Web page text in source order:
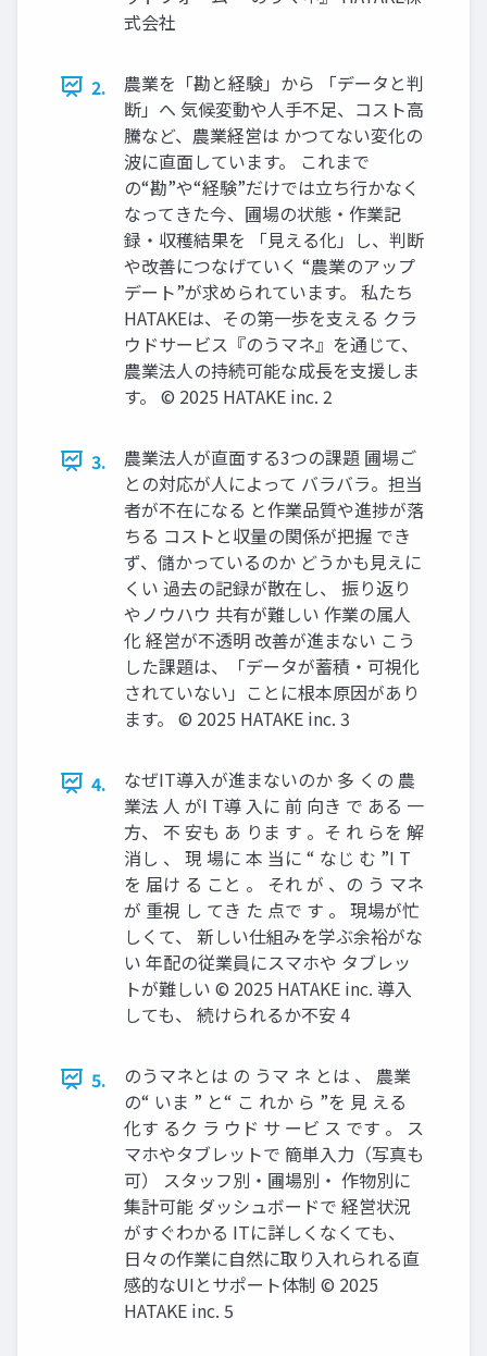
式会社
2.
農業を「勘と経験」から 「データと判
断」へ 気候変動や人手不足、コスト高
騰など、農業経営は かつてない変化の
波に直面しています。 これまで
の“勘”や“経験”だけでは立ち行かなく
なってきた今、圃場の状態・作業記
録・収穫結果を 「見える化」し、判断
や改善につなげていく “農業のアップ
デート”が求められています。 私たち
HATAKEは、その第一歩を支える クラ
ウドサービス『のうマネ』を通じて、
農業法人の持続可能な成長を支援しま
す。 © 2025 HATAKE inc. 2
3.
農業法人が直面する3つの課題 圃場ご
との対応が人によって バラバラ。担当
者が不在になる と作業品質や進捗が落
ちる コストと収量の関係が把握 でき
ず、儲かっているのか どうかも見えに
くい 過去の記録が散在し、 振り返り
やノウハウ 共有が難しい 作業の属人
化 経営が不透明 改善が進まない こう
した課題は、「データが蓄積・可視化
されていない」ことに根本原因があり
ます。 © 2025 HATAKE inc. 3
4.
なぜIT導入が進まないのか 多 くの 農
業法 人 がI T導 入に 前 向き で ある 一
方、 不 安も あ りま す 。そ れ らを 解
消し 、 現 場に 本 当に “ なじ む ”I T
を 届け る こと 。 それ が 、の う マネ
が 重視 し てき た 点で す 。 現場が忙
しくて、 新しい仕組みを学ぶ余裕がな
い 年配の従業員にスマホや タブレッ
トが難しい © 2025 HATAKE inc. 導入
しても、 続けられるか不安 4
5.
のうマネとは の うマ ネ とは 、 農業
の“ いま ” と“ こ れか ら ”を 見 える
化す るク ラ ウド サ ービ ス です 。 ス
マホやタブレットで 簡単入力（写真も
可） スタッフ別・圃場別・ 作物別に
集計可能 ダッシュボードで 経営状況
がすぐわかる ITに詳しくなくても、
日々の作業に自然に取り入れられる直
感的なUIとサポート体制 © 2025
HATAKE inc. 5